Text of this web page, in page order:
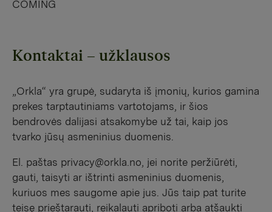
COMING
Kontaktai – užklausos
„Orkla“ yra grupė, sudaryta iš įmonių, kurios gamina
prekes tarptautiniams vartotojams, ir šios
bendrovės dalijasi atsakomybe už tai, kaip jos
tvarko jūsų asmeninius duomenis.
El. paštas privacy@orkla.no, jei norite peržiūrėti,
gauti, taisyti ar ištrinti asmeninius duomenis,
kuriuos mes saugome apie jus. Jūs taip pat turite
teisę prieštarauti, reikalauti apriboti arba atšaukti